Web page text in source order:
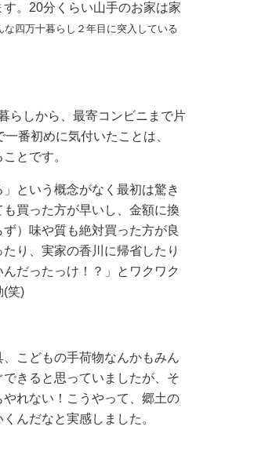
。20分くらい山手のお家は家
な四万十暮らし２年目に突入している
らしから、最寄コンビニまで片
番初めに気付いたことは、
とです。
という概念がなく最初は驚き
買った方が早いし、金額に換
）味や質も絶対買った方が良
り、実家の香川に帰省したり
だったっけ！？」とワクワク
(笑)
こどもの手荷物なんかもみん
きると思っていましたが、そ
れない！こうやって、郷土の
んだなと実感しました。